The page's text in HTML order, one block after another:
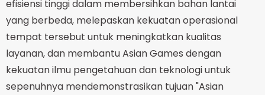
efisiensi tinggi dalam membersihkan bahan lantai
yang berbeda, melepaskan kekuatan operasional
tempat tersebut untuk meningkatkan kualitas
layanan, dan membantu Asian Games dengan
kekuatan ilmu pengetahuan dan teknologi untuk
sepenuhnya mendemonstrasikan tujuan "Asian